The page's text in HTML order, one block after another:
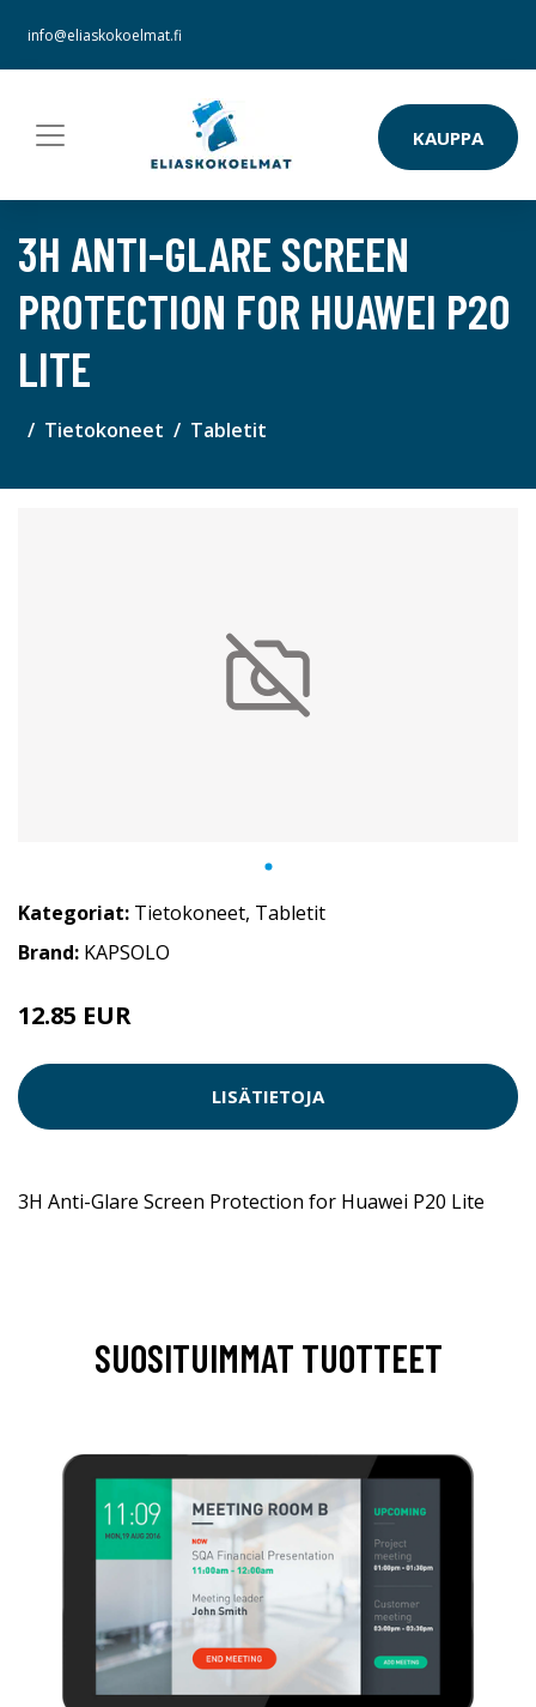
info@eliaskokoelmat.fi
KAUPPA
3H ANTI-GLARE SCREEN
PROTECTION FOR HUAWEI P20
LITE
Tietokoneet Tabletit
Kategoriat: Tietokoneet, Tabletit
Brand: KAPSOLO
12.85 EUR
LISÄTIETOJA
3H Anti-Glare Screen Protection for Huawei P20 Lite
SUOSITUIMMAT TUOTTEET